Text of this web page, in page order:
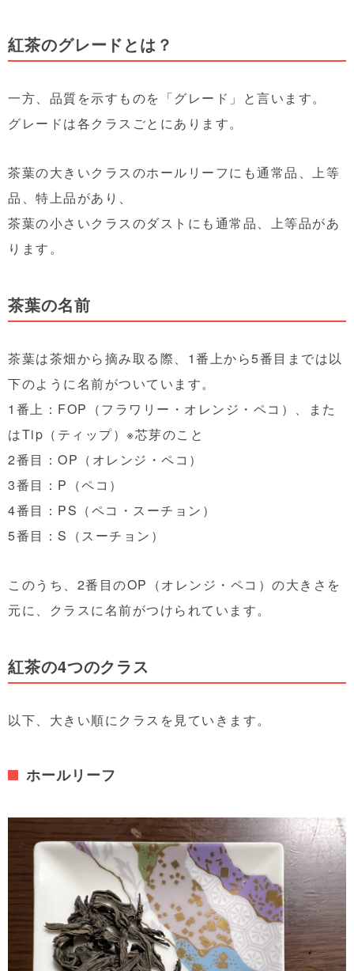
紅茶のグレードとは？
一方、品質を示すものを「グレード」と言います。
グレードは各クラスごとにあります。
茶葉の大きいクラスのホールリーフにも通常品、上等
品、特上品があり、
茶葉の小さいクラスのダストにも通常品、上等品があ
ります。
茶葉の名前
茶葉は茶畑から摘み取る際、1番上から5番目までは以
下のように名前がついています。
1番上：FOP（フラワリー・オレンジ・ペコ）、また
はTip（ティップ）※芯芽のこと
2番目：OP（オレンジ・ペコ）
3番目：P（ペコ）
4番目：PS（ペコ・スーチョン）
5番目：S（スーチョン）
このうち、2番目のOP（オレンジ・ペコ）の大きさを
元に、クラスに名前がつけられています。
紅茶の4つのクラス
以下、大きい順にクラスを見ていきます。
ホールリーフ